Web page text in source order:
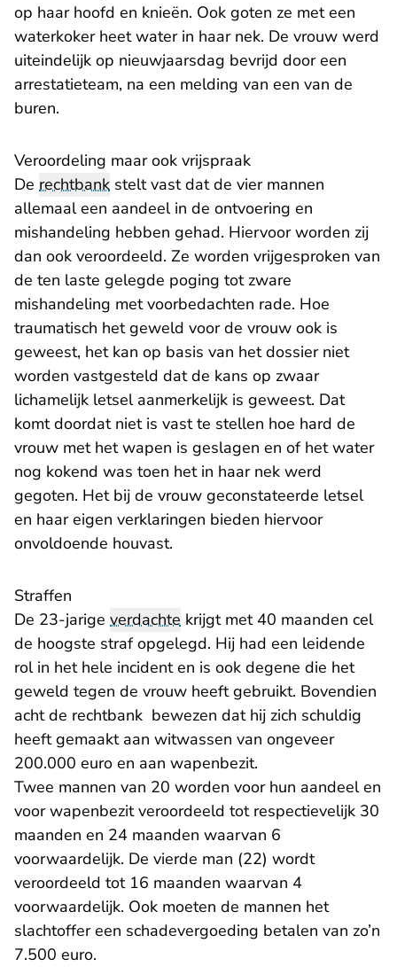
op haar hoofd en knieën. Ook goten ze met een
waterkoker heet water in haar nek. De vrouw werd
uiteindelijk op nieuwjaarsdag bevrijd door een
arrestatieteam, na een melding van een van de
buren.
Veroordeling maar ook vrijspraak
De rechtbank stelt vast dat de vier mannen
allemaal een aandeel in de ontvoering en
mishandeling hebben gehad. Hiervoor worden zij
dan ook veroordeeld. Ze worden vrijgesproken van
de ten laste gelegde poging tot zware
mishandeling met voorbedachten rade. Hoe
traumatisch het geweld voor de vrouw ook is
geweest, het kan op basis van het dossier niet
worden vastgesteld dat de kans op zwaar
lichamelijk letsel aanmerkelijk is geweest. Dat
komt doordat niet is vast te stellen hoe hard de
vrouw met het wapen is geslagen en of het water
nog kokend was toen het in haar nek werd
gegoten. Het bij de vrouw geconstateerde letsel
en haar eigen verklaringen bieden hiervoor
onvoldoende houvast.
Straffen
De 23-jarige verdachte krijgt met 40 maanden cel
de hoogste straf opgelegd. Hij had een leidende
rol in het hele incident en is ook degene die het
geweld tegen de vrouw heeft gebruikt. Bovendien
acht de rechtbank bewezen dat hij zich schuldig
heeft gemaakt aan witwassen van ongeveer
200.000 euro en aan wapenbezit.
Twee mannen van 20 worden voor hun aandeel en
voor wapenbezit veroordeeld tot respectievelijk 30
maanden en 24 maanden waarvan 6
voorwaardelijk. De vierde man (22) wordt
veroordeeld tot 16 maanden waarvan 4
voorwaardelijk. Ook moeten de mannen het
slachtoffer een schadevergoeding betalen van zo’n
7.500 euro.